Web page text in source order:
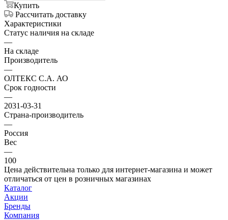
Купить
Рассчитать доставку
Характеристики
Статус наличия на складе
—
На складе
Производитель
—
ОЛТЕКС С.А. АО
Срок годности
—
2031-03-31
Страна-производитель
—
Россия
Вес
—
100
Цена действительна только для интернет-магазина и может
отличаться от цен в розничных магазинах
Каталог
Акции
Бренды
Компания